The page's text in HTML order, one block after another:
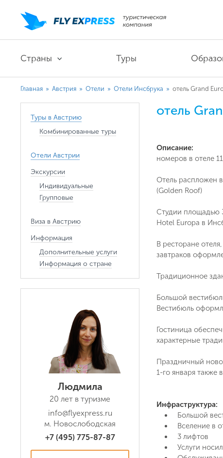
Страны Туры
Главная » Австрия » Отели » Отели Инсбрука » отель Grand
Туры в Австрию
Комбинированные туры
Отели Австрии
Экскурсии
Индивидуальные
Групповые
Виза в Австрию
Информация
Дополнительные услуги
Информация о стране
Людмила
20 лет в туризме
info@flyexpress.ru
м. Новослободская
+7 (495) 775-87-87
отель
Описание:
номеров в отеле
Отель распложен
(Golden Roof)
Студии площадью
Hotel Europa в
В ресторане
завтраков
Традиционное
Большой
Вестибюль
Гостиница
характерные
Праздничный
1-го января также
Инфраструктура:
Большой
Вселение в
3 лифтов
Услуги